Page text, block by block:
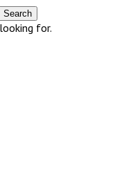
Search
for.